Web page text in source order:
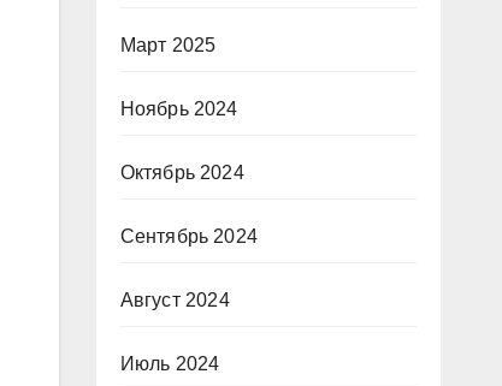
Март 2025
Ноябрь 2024
Октябрь 2024
Сентябрь 2024
Август 2024
Июль 2024